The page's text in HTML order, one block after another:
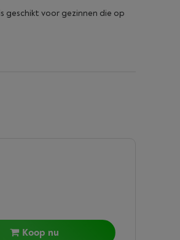
geschikt voor gezinnen die op
Koop nu